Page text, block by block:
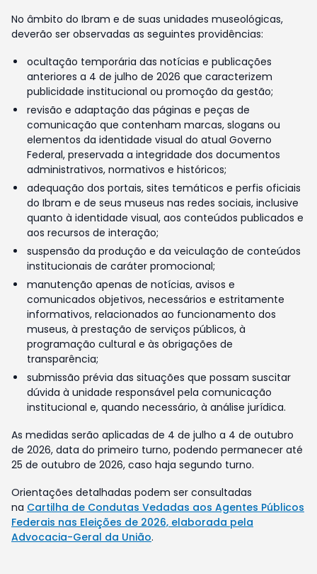
No âmbito do Ibram e de suas unidades museológicas,
deverão ser observadas as seguintes providências:
ocultação temporária das notícias e publicações
anteriores a 4 de julho de 2026 que caracterizem
publicidade institucional ou promoção da gestão;
revisão e adaptação das páginas e peças de
comunicação que contenham marcas, slogans ou
elementos da identidade visual do atual Governo
Federal, preservada a integridade dos documentos
administrativos, normativos e históricos;
adequação dos portais, sites temáticos e perfis oficiais
do Ibram e de seus museus nas redes sociais, inclusive
quanto à identidade visual, aos conteúdos publicados e
aos recursos de interação;
suspensão da produção e da veiculação de conteúdos
institucionais de caráter promocional;
manutenção apenas de notícias, avisos e
comunicados objetivos, necessários e estritamente
informativos, relacionados ao funcionamento dos
museus, à prestação de serviços públicos, à
programação cultural e às obrigações de
transparência;
submissão prévia das situações que possam suscitar
dúvida à unidade responsável pela comunicação
institucional e, quando necessário, à análise jurídica.
As medidas serão aplicadas de 4 de julho a 4 de outubro
de 2026, data do primeiro turno, podendo permanecer até
25 de outubro de 2026, caso haja segundo turno.
Orientações detalhadas podem ser consultadas
na Cartilha de Condutas Vedadas aos Agentes Públicos
Federais nas Eleições de 2026, elaborada pela
Advocacia-Geral da União.